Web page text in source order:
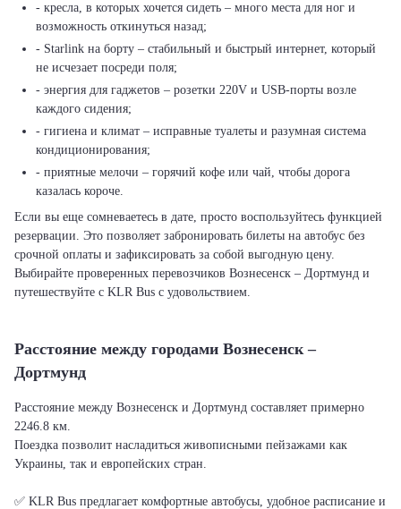
- кресла, в которых хочется сидеть – много места для ног и
возможность откинуться назад;
- Starlink на борту – стабильный и быстрый интернет, который
не исчезает посреди поля;
- энергия для гаджетов – розетки 220V и USB-порты возле
каждого сидения;
- гигиена и климат – исправные туалеты и разумная система
кондиционирования;
- приятные мелочи – горячий кофе или чай, чтобы дорога
казалась короче.
Если вы еще сомневаетесь в дате, просто воспользуйтесь функцией
резервации. Это позволяет забронировать билеты на автобус без
срочной оплаты и зафиксировать за собой выгодную цену.
Выбирайте проверенных перевозчиков Вознесенск – Дортмунд и
путешествуйте с KLR Bus с удовольствием.
Расстояние между городами Вознесенск –
Дортмунд
Расстояние между Вознесенск и Дортмунд составляет примерно
2246.8 км.
Поездка позволит насладиться живописными пейзажами как
Украины, так и европейских стран.
✅ KLR Bus предлагает комфортные автобусы, удобное расписание и